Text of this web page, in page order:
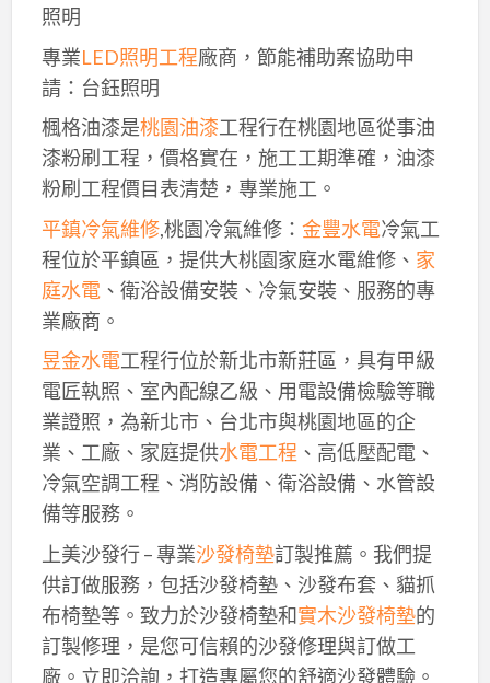
照明
專業LED照明工程廠商，節能補助案協助申
請：台鈺照明
楓格油漆是桃園油漆工程行在桃園地區從事油
漆粉刷工程，價格實在，施工工期準確，油漆
粉刷工程價目表清楚，專業施工。
平鎮冷氣維修,桃園冷氣維修： 金豐水電冷氣工
程位於平鎮區，提供大桃園家庭水電維修、 家
庭水電、衛浴設備安裝、冷氣安裝、服務的專
業廠商。
昱金水電工程行位於新北市新莊區，具有甲級
電匠執照、室內配線乙級、用電設備檢驗等職
業證照，為新北市、台北市與桃園地區的企
業、工廠、家庭提供水電工程 、高低壓配電、
冷氣空調工程、消防設備、衛浴設備、水管設
備等服務。
上美沙發行 – 專業沙發椅墊訂製推薦。我們提
供訂做服務，包括沙發椅墊、沙發布套、貓抓
布椅墊等。致力於沙發椅墊和實木沙發椅墊的
訂製修理，是您可信賴的沙發修理與訂做工
廠。立即洽詢，打造專屬您的舒適沙發體驗。